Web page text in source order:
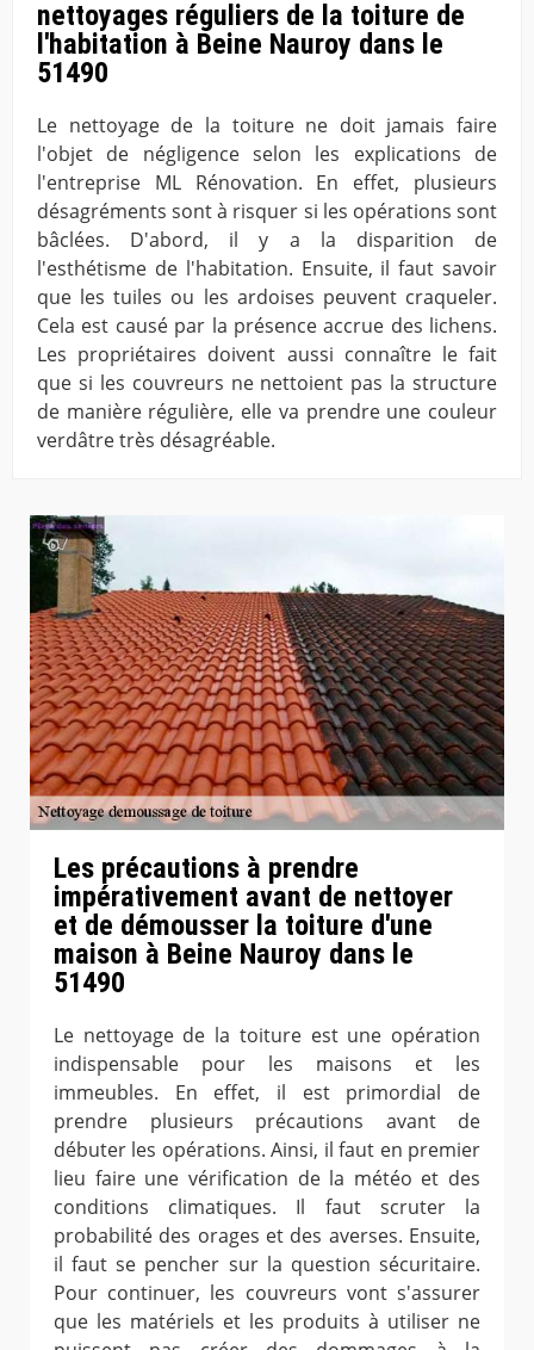
nettoyages réguliers de la toiture de
l'habitation à Beine Nauroy dans le
51490
Le nettoyage de la toiture ne doit jamais faire
l'objet de négligence selon les explications de
l'entreprise ML Rénovation. En effet, plusieurs
désagréments sont à risquer si les opérations sont
bâclées. D'abord, il y a la disparition de
l'esthétisme de l'habitation. Ensuite, il faut savoir
que les tuiles ou les ardoises peuvent craqueler.
Cela est causé par la présence accrue des lichens.
Les propriétaires doivent aussi connaître le fait
que si les couvreurs ne nettoient pas la structure
de manière régulière, elle va prendre une couleur
verdâtre très désagréable.
Les précautions à prendre
impérativement avant de nettoyer
et de démousser la toiture d'une
maison à Beine Nauroy dans le
51490
Le nettoyage de la toiture est une opération
indispensable pour les maisons et les
immeubles. En effet, il est primordial de
prendre plusieurs précautions avant de
débuter les opérations. Ainsi, il faut en premier
lieu faire une vérification de la météo et des
conditions climatiques. Il faut scruter la
probabilité des orages et des averses. Ensuite,
il faut se pencher sur la question sécuritaire.
Pour continuer, les couvreurs vont s'assurer
que les matériels et les produits à utiliser ne